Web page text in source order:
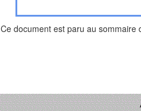
Ce document est paru au sommaire